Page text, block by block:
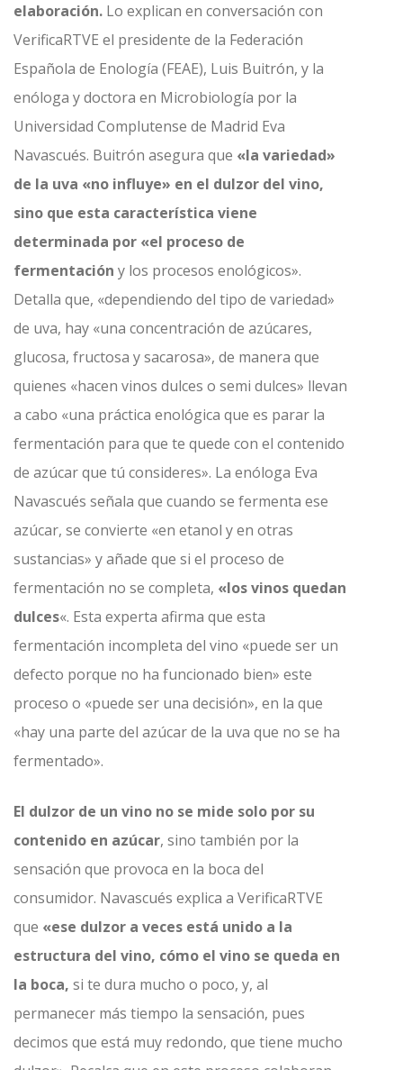
elaboración. Lo explican en conversación con
VerificaRTVE el presidente de la Federación
Española de Enología (FEAE), Luis Buitrón, y la
enóloga y doctora en Microbiología por la
Universidad Complutense de Madrid Eva
Navascués. Buitrón asegura que «la variedad»
de la uva «no influye» en el dulzor del vino,
sino que esta característica viene
determinada por «el proceso de
fermentación y los procesos enológicos».
Detalla que, «dependiendo del tipo de variedad»
de uva, hay «una concentración de azúcares,
glucosa, fructosa y sacarosa», de manera que
quienes «hacen vinos dulces o semi dulces» llevan
a cabo «una práctica enológica que es parar la
fermentación para que te quede con el contenido
de azúcar que tú consideres». La enóloga Eva
Navascués señala que cuando se fermenta ese
azúcar, se convierte «en etanol y en otras
sustancias» y añade que si el proceso de
fermentación no se completa, «los vinos quedan
dulces«. Esta experta afirma que esta
fermentación incompleta del vino «puede ser un
defecto porque no ha funcionado bien» este
proceso o «puede ser una decisión», en la que
«hay una parte del azúcar de la uva que no se ha
fermentado».
El dulzor de un vino no se mide solo por su
contenido en azúcar, sino también por la
sensación que provoca en la boca del
consumidor. Navascués explica a VerificaRTVE
que «ese dulzor a veces está unido a la
estructura del vino, cómo el vino se queda en
la boca, si te dura mucho o poco, y, al
permanecer más tiempo la sensación, pues
decimos que está muy redondo, que tiene mucho